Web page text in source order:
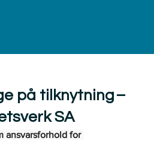
på tilknytning –
SA
ansvarsforhold for